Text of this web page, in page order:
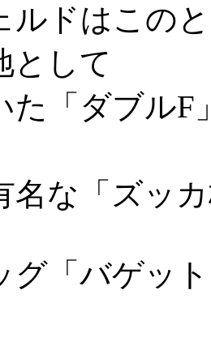
ルドはこの
として
た「ダブルF
名な「ズッ
グ「バゲッ